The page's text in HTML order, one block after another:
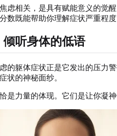
虑相关，是具有赋能意义的觉
数既能帮助你理解症状严重程
听身体的低语
的躯体症状正是它发出的压力
状的神秘面纱。
是力量的体现。它们是让你凝